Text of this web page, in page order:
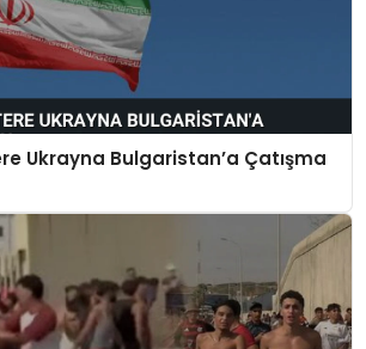
Ukrayna Bulgaristan’a Çatışma